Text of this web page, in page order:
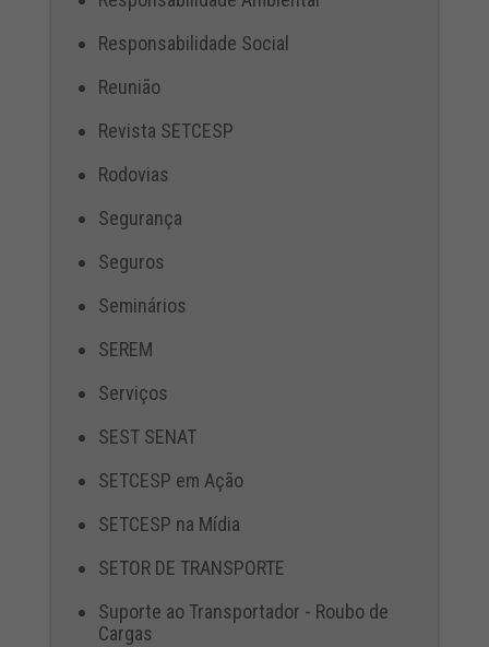
Responsabilidade Social
Reunião
Revista SETCESP
Rodovias
Segurança
Seguros
Seminários
SEREM
Serviços
SEST SENAT
SETCESP em Ação
SETCESP na Mídia
SETOR DE TRANSPORTE
Suporte ao Transportador - Roubo de
Cargas